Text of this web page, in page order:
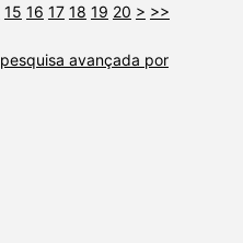
15 16 17 18 19 20 > >>
avançada por